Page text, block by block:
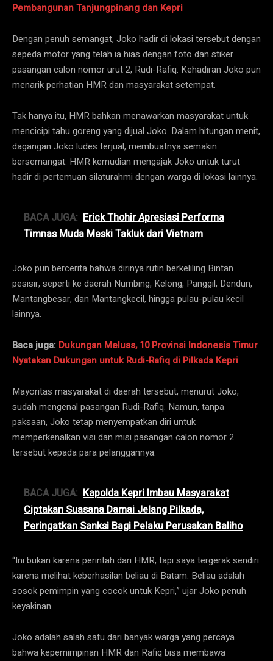
Pembangunan Tanjungpinang dan Kepri
Dengan penuh semangat, Joko hadir di lokasi tersebut dengan
sepeda motor yang telah ia hias dengan foto dan stiker
pasangan calon nomor urut 2, Rudi-Rafiq. Kehadiran Joko pun
menarik perhatian HMR dan masyarakat setempat.
Tak hanya itu, HMR bahkan menawarkan masyarakat untuk
mencicipi tahu goreng yang dijual Joko. Dalam hitungan menit,
dagangan Joko ludes terjual, membuatnya semakin
bersemangat. HMR kemudian mengajak Joko untuk turut
hadir di pertemuan silaturahmi dengan warga di lokasi lainnya.
BACA JUGA: Erick Thohir Apresiasi Performa
Timnas Muda Meski Takluk dari Vietnam
Joko pun bercerita bahwa dirinya rutin berkeliling Bintan
pesisir, seperti ke daerah Numbing, Kelong, Panggil, Dendun,
Mantangbesar, dan Mantangkecil, hingga pulau-pulau kecil
lainnya.
Baca juga: Dukungan Meluas, 10 Provinsi Indonesia Timur
Nyatakan Dukungan untuk Rudi-Rafiq di Pilkada Kepri
Mayoritas masyarakat di daerah tersebut, menurut Joko,
sudah mengenal pasangan Rudi-Rafiq. Namun, tanpa
paksaan, Joko tetap menyempatkan diri untuk
memperkenalkan visi dan misi pasangan calon nomor 2
tersebut kepada para pelanggannya.
BACA JUGA: Kapolda Kepri Imbau Masyarakat
Ciptakan Suasana Damai Jelang Pilkada,
Peringatkan Sanksi Bagi Pelaku Perusakan Baliho
“Ini bukan karena perintah dari HMR, tapi saya tergerak sendiri
karena melihat keberhasilan beliau di Batam. Beliau adalah
sosok pemimpin yang cocok untuk Kepri,” ujar Joko penuh
keyakinan.
Joko adalah salah satu dari banyak warga yang percaya
bahwa kepemimpinan HMR dan Rafiq bisa membawa